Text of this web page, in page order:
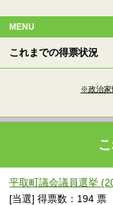
MENU
これまでの得票状況
※政治家
平取町議会議員選挙
[当選] 得票数：194 票